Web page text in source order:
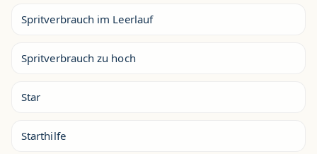
Spritverbrauch im Leerlauf
Spritverbrauch zu hoch
Star
Starthilfe